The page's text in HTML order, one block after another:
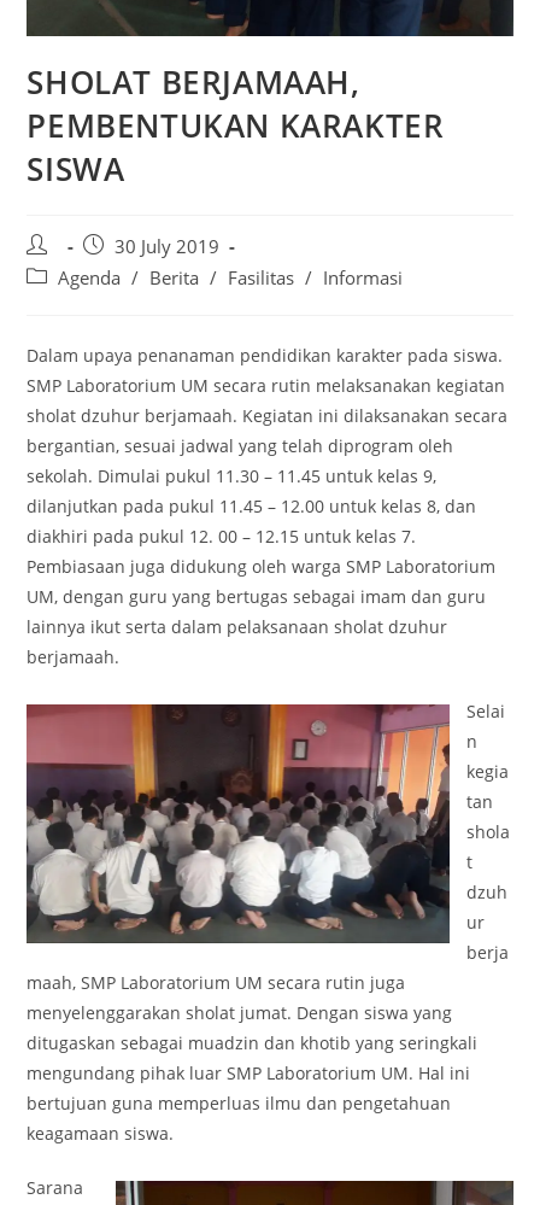
SHOLAT BERJAMAAH,
PEMBENTUKAN KARAKTER
SISWA
30 July 2019
Agenda / Berita / Fasilitas / Informasi
Dalam upaya penanaman pendidikan karakter pada siswa.
SMP Laboratorium UM secara rutin melaksanakan kegiatan
sholat dzuhur berjamaah. Kegiatan ini dilaksanakan secara
bergantian, sesuai jadwal yang telah diprogram oleh
sekolah. Dimulai pukul 11.30 – 11.45 untuk kelas 9,
dilanjutkan pada pukul 11.45 – 12.00 untuk kelas 8, dan
diakhiri pada pukul 12. 00 – 12.15 untuk kelas 7.
Pembiasaan juga didukung oleh warga SMP Laboratorium
UM, dengan guru yang bertugas sebagai imam dan guru
lainnya ikut serta dalam pelaksanaan sholat dzuhur
berjamaah.
Selai
n
kegia
tan
shola
t
dzuh
ur
berja
maah, SMP Laboratorium UM secara rutin juga
menyelenggarakan sholat jumat. Dengan siswa yang
ditugaskan sebagai muadzin dan khotib yang seringkali
mengundang pihak luar SMP Laboratorium UM. Hal ini
bertujuan guna memperluas ilmu dan pengetahuan
keagamaan siswa.
Sarana